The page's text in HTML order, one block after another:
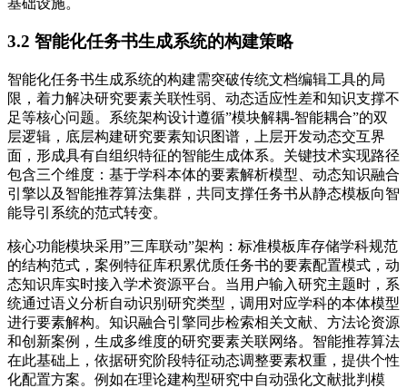
3.2 智能化任务书生成系统的构建策略
智能化任务书生成系统的构建需突破传统文档编辑工具的局
限，着力解决研究要素关联性弱、动态适应性差和知识支撑不
足等核心问题。系统架构设计遵循”模块解耦-智能耦合”的双
层逻辑，底层构建研究要素知识图谱，上层开发动态交互界
面，形成具有自组织特征的智能生成体系。关键技术实现路径
包含三个维度：基于学科本体的要素解析模型、动态知识融合
引擎以及智能推荐算法集群，共同支撑任务书从静态模板向智
能导引系统的范式转变。
核心功能模块采用”三库联动”架构：标准模板库存储学科规范
的结构范式，案例特征库积累优质任务书的要素配置模式，动
态知识库实时接入学术资源平台。当用户输入研究主题时，系
统通过语义分析自动识别研究类型，调用对应学科的本体模型
进行要素解构。知识融合引擎同步检索相关文献、方法论资源
和创新案例，生成多维度的研究要素关联网络。智能推荐算法
在此基础上，依据研究阶段特征动态调整要素权重，提供个性
化配置方案。例如在理论建构型研究中自动强化文献批判模